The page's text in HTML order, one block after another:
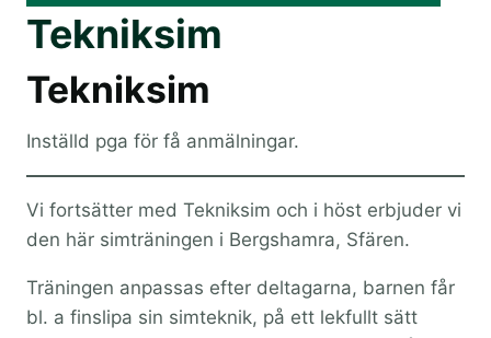
Tekniksim
Tekniksim
Inställd pga för få anmälningar.
Vi fortsätter med Tekniksim och i höst erbjuder vi
den här simträningen i Bergshamra, Sfären.
Träningen anpassas efter deltagarna, barnen får
bl. a finslipa sin simteknik, på ett lekfullt sätt